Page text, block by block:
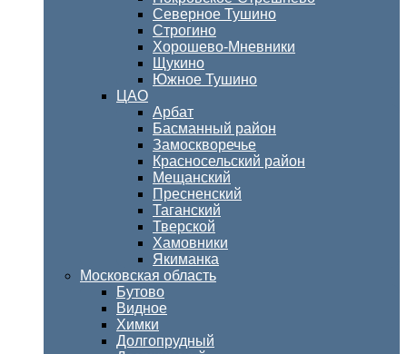
Северное Тушино
Строгино
Хорошево-Мневники
Щукино
Южное Тушино
ЦАО
Арбат
Басманный район
Замоскворечье
Красносельский район
Мещанский
Пресненский
Таганский
Тверской
Хамовники
Якиманка
Московская область
Бутово
Видное
Химки
Долгопрудный